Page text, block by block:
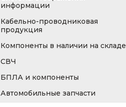
информации
Кабельно-проводниковая
продукция
Компоненты в наличии на складе
СВЧ
БПЛА и компоненты
Автомобильные запчасти